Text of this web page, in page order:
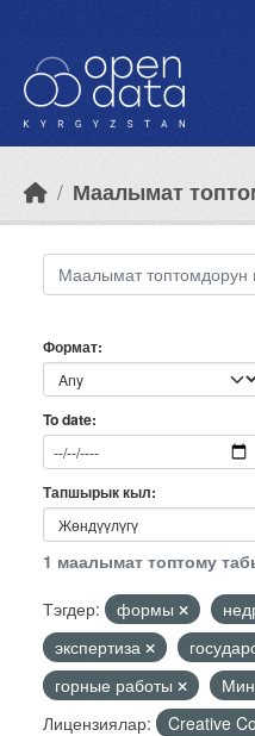
Маалымат
Формат
To date
Тапшырык кыл
1 маалымат топтому
Тэгдер:
формы
экспертиза
горные работы
Лицензиялар:
Creative